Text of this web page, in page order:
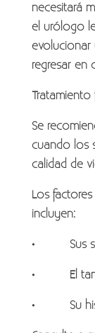
necesitará
el urólogo
evolucionar
regresar en
Se
cuando los
calidad de
Los
incluyen:
• Sus
• El
• Su